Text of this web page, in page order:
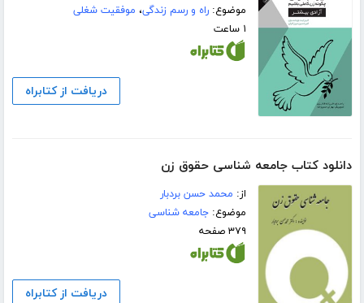
موضوع:راه و رسم زندگی، موفقیت شغلی
۱ ساعت
دریافت از کتابراه
دانلود کتاب جامعه شناسی حقوق زن
از: محمد حسن بردبار
موضوع:جامعه شناسی
۳۷۹ صفحه
دریافت از کتابراه